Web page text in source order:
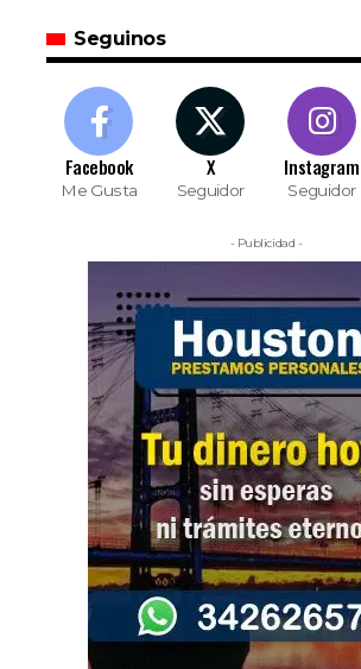
Seguinos
Facebook
Me Gusta
X
Seguidor
Instagram
Seguidor
- Publicidad -